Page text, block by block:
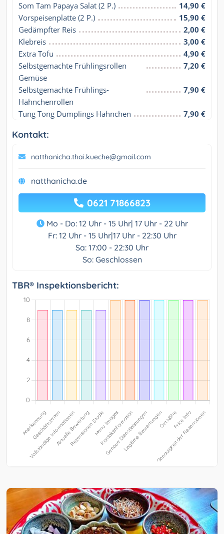
Som Tam Papaya Salat (2 P.)
14,90 €
Vorspeisenplatte (2 P.)
15,90 €
Gedämpfter Reis
2,00 €
Klebreis
3,00 €
Extra Tofu
4,90 €
Selbstgemachte Frühlingsrollen
Gemüse
7,20 €
Selbstgemachte Frühlings-
Hähnchenrollen
7,90 €
Tung Tong Dumplings Hähnchen 7,90 €
Kontakt:
natthanicha.thai.kueche@gmail.com
natthanicha.de
0621 71866823
Mo - Do: 12 Uhr - 15 Uhr| 17 Uhr - 22 Uhr
Fr: 12 Uhr - 15 Uhr|17 Uhr - 22:30 Uhr
Sa: 17:00 - 22:30 Uhr
So: Geschlossen
TBR® Inspektionsbericht: